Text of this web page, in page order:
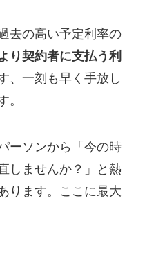
去の高い予定利率の
り契約者に支払う利
、一刻も早く手放し
。
ーソンから「今の時
しませんか？」と熱
ります。ここに最大